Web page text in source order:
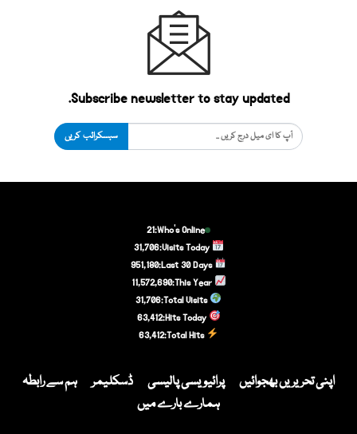
Subscribe newsletter to stay updated.
سبسکرائب کریں
Who's Online:
21
Visits Today:
31,706
Last 30 Days:
951,180
This Year:
11,572,690
Total Visits:
31,706
Hits Today:
63,412
Total Hits:
63,412
اپنی تحریریں بھجوائیں پرائیویسی پالیسی ڈسکلیمر
ہم سے رابطہ
ہمارے بارے میں